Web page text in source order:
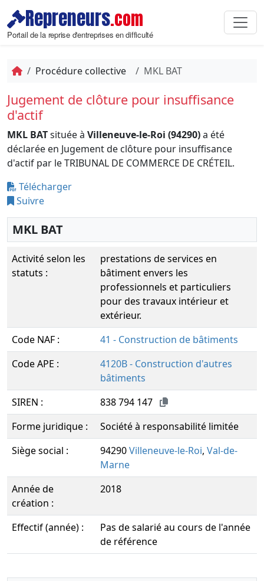
Repreneurs.com
Portail de la reprise d'entreprises en difficulté
Procédure collective MKL BAT
Jugement de clôture pour insuffisance
d'actif
MKL BATsituée à Villeneuve-le-Roi (94290)a été
déclarée en Jugement de clôture pour insuffisance
d'actif par le TRIBUNAL DE COMMERCE DE CRÉTEIL.
Télécharger
Suivre
MKL BAT
Activité selon les
statuts :
prestations de services en
bâtiment envers les
professionnels et particuliers
pour des travaux intérieur et
extérieur.
Code NAF :
41 - Construction de bâtiments
Code APE :
4120B - Construction d'autres
bâtiments
SIREN :
838 794 147
Forme juridique :
Société à responsabilité limitée
Siège social :
94290Villeneuve-le-Roi, Val-de-
Marne
Année de
création :
2018
Effectif (année) :
Pas de salarié au cours de l'année
de référence